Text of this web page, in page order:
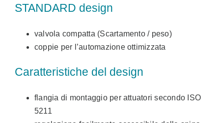
STANDARD design
valvola compatta (Scartamento / peso)
coppie per l’automazione ottimizzata
Caratteristiche del design
flangia di montaggio per attuatori secondo ISO
5211